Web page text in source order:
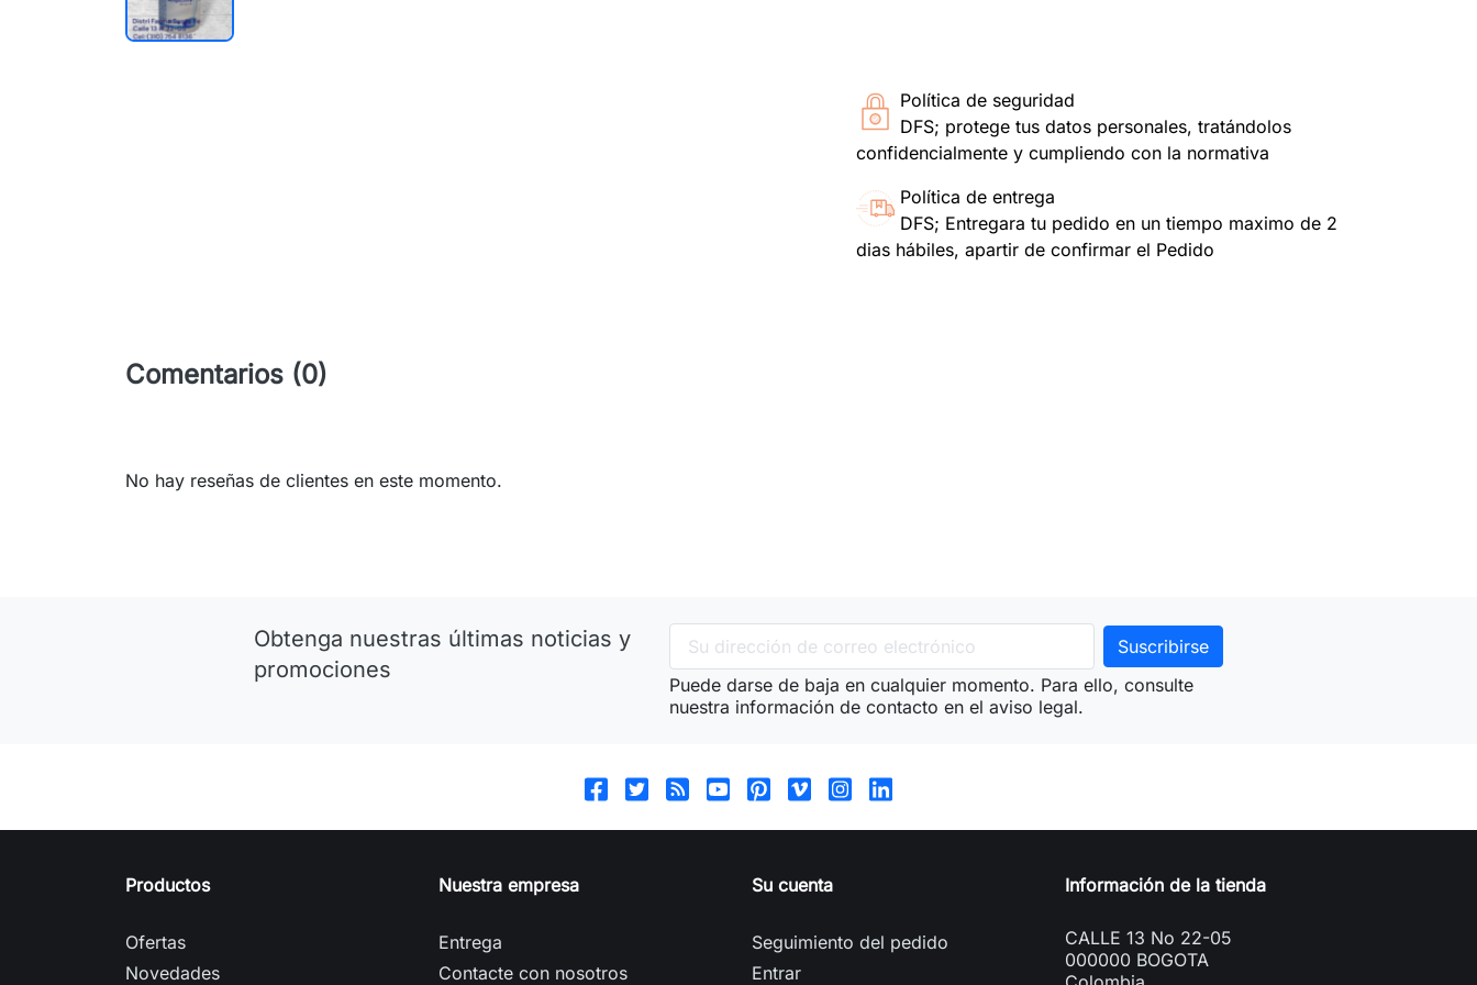
Política de seguridad
DFS; protege tus datos personales, tratándolos
confidencialmente y cumpliendo con la normativa
Política de entrega
DFS; Entregara tu pedido en un tiempo maximo de 2
dias hábiles, apartir de confirmar el Pedido
Comentarios (0)
No hay reseñas de clientes en este momento.
Obtenga nuestras últimas noticias y
promociones
Puede darse de baja en cualquier momento. Para ello, consulte
nuestra información de contacto en el aviso legal.
Productos
Ofertas
Novedades
Nuestra empresa
Entrega
Contacte con nosotros
Su cuenta
Seguimiento del pedido
Entrar
Información de la tienda
CALLE 13 No 22-05
000000 BOGOTA